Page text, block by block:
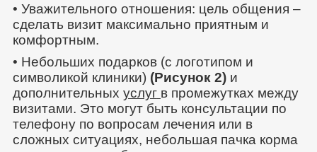
• Уважительного отношения: цель общения –
сделать визит максимально приятным и
комфортным.
• Небольших подарков (с логотипом и
символикой клиники) (Рисунок 2)и
дополнительных услуг в промежутках между
визитами. Это могут быть консультации по
телефону по вопросам лечения или в
сложных ситуациях, небольшая пачка корма